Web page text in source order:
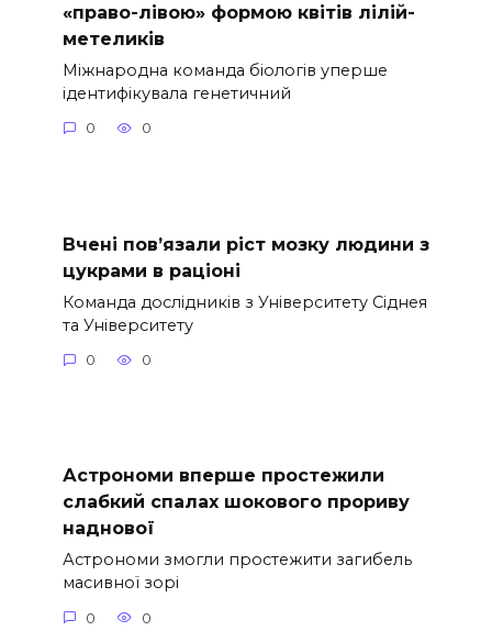
«право-лівою» формою квітів лілій-
метеликів
Міжнародна команда біологів уперше
ідентифікувала генетичний
0 0
Вчені пов’язали ріст мозку людини з
цукрами в раціоні
Команда дослідників з Університету Сіднея
та Університету
0 0
Астрономи вперше простежили
слабкий спалах шокового прориву
наднової
Астрономи змогли простежити загибель
масивної зорі
0 0